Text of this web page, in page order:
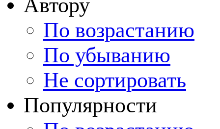
Автору
По возрастанию
По убыванию
Не сортировать
Популярности